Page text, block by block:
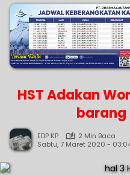
HST Adakan
barang
EDP KP
2 Min Baca
Sabtu, 7 Maret 2020 -